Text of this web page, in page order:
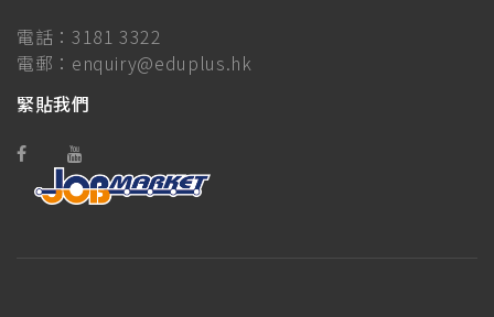
電話： 3181 3322
電郵： enquiry@eduplus.hk
緊貼我們